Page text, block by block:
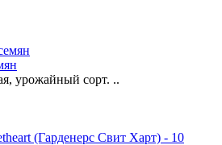
урожайный сорт. ..